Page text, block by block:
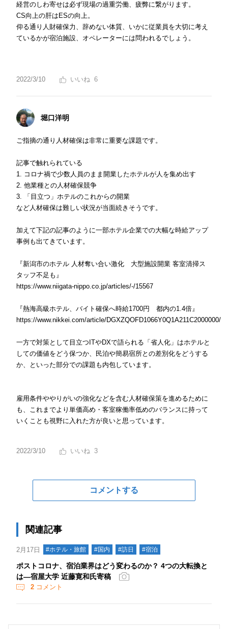
経営のしわ寄せは必ず現場の過重労働、疲弊に繋がります。
CS向上の肝はESの向上。
仰る通り人財確保力、辞めない体質、いかに従業員を大切に考え
ているかが宿泊施設、オペレーターには問われるでしょう。
2022/3/10 6
堀口洋明
ご指摘の通り人材確保は非常に重要な課題です。
記事で触れられている
1. コロナ禍で少数人員のまま開業したホテルが人を集め出す
2. 他業種との人材確保競争
3. 「目立つ」ホテルのこれからの開業
など人材確保は難しい状況が当面続きそうです。
加えて下記の記事のように一部ホテル企業での大幅な時給アップ
事例も出てきています。
『新潟市のホテル 人材奪い合い激化 大型施設開業 客室清掃ス
タッフ不足も』
https://www.niigata-nippo.co.jp/articles/-/15567
『熱海高級ホテル、バイト確保へ時給1700円 都内の1.4倍』
https://www.nikkei.com/article/DGXZQOFD1066Y0Q1A211C2000000/
一方で対策として目立つITやDXで語られる「省人化」はホテルと
しての価値をどう保つか、民泊や簡易宿所との差別化をどうする
か、といった部分での課題も内包しています。
雇用条件ややりがいの強化などを含む人材確保策を進めるために
も、これまでより単価高め・客室稼働率低めのバランスに持って
いくことも視野に入れた方が良いと思っています。
2022/3/10 3
コメントする
関連記事
2月17日 #ホテル・旅館 #国内 #訪日 #宿泊
ポストコロナ、宿泊業界はどう変わるのか？ 4つの大転換と
は―宿屋大学 近藤寛和氏寄稿
2 コメント